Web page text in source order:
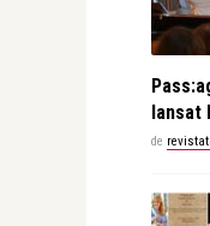
lansat
de